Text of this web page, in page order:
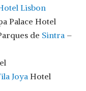
Lisbon
Palace Hotel
de Sintra –
JoyaHotel